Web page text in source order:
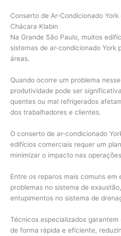
Conserto de Ar-Condicionado
Chácara Klabin
Na Grande São Paulo, muitos
sistemas de ar-condicionado York
áreas.
Quando ocorre um problema
produtividade pode ser
quentes ou mal refrigerados
dos trabalhadores e clientes.
O conserto de ar-condicionado
edifícios comerciais requer um
minimizar o impacto nas
Entre os reparos mais comuns
problemas no sistema de
entupimentos no sistema de
Técnicos especializados
de forma rápida e eficiente,